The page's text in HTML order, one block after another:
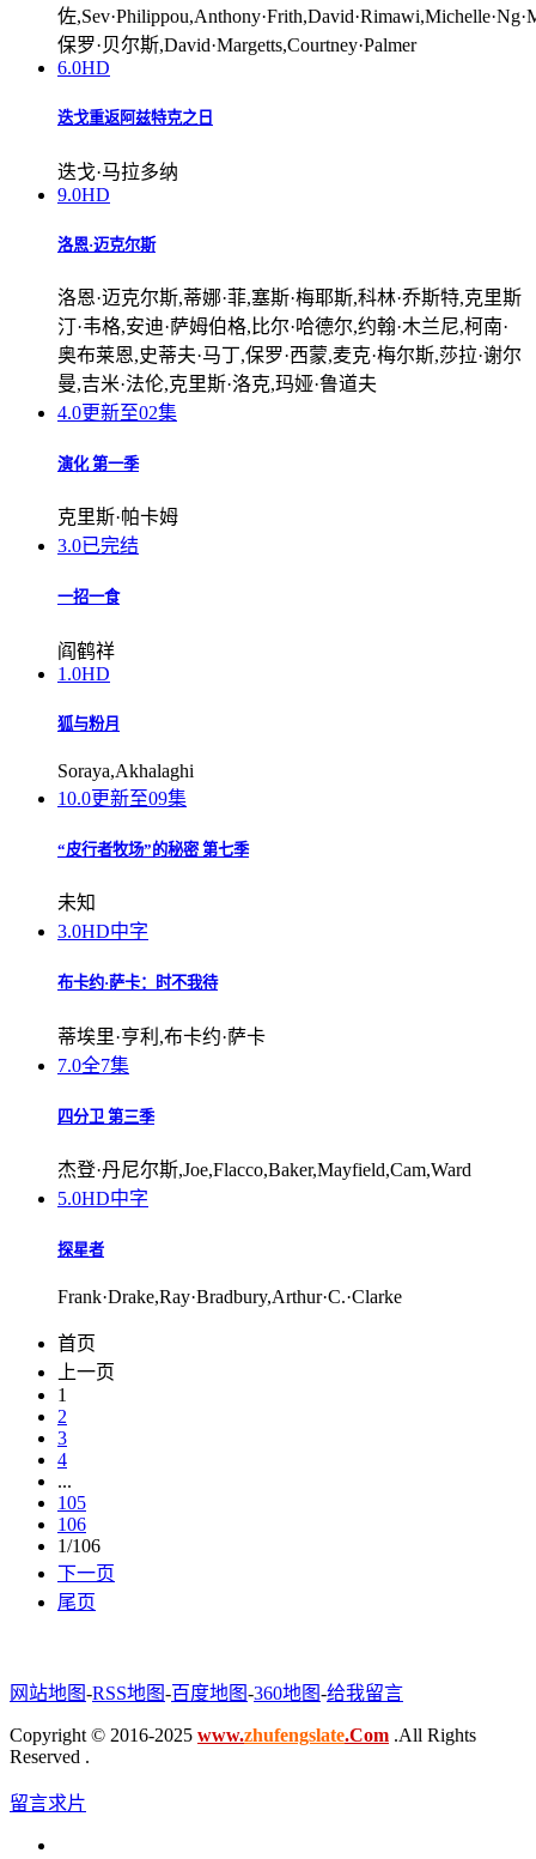
佐
保罗·贝尔斯,David·Margetts,Courtney·Palmer
6.0HD
迭戈重返阿兹特克之日
迭戈·马拉多纳
9.0HD
洛恩·迈克尔斯
洛恩·迈克尔斯,蒂娜·菲,塞斯·梅耶斯,科林·乔斯特,克里斯
汀·韦格,安迪·萨姆伯格,比尔·哈德尔,约翰·木兰尼,柯南·
奥布莱恩,史蒂夫·马丁,保罗·西蒙,麦克·梅尔斯,莎拉·谢尔
曼,吉米·法伦,克里斯·洛克,玛娅·鲁道夫
4.0更新至02集
演化 第一季
克里斯·帕卡姆
3.0已完结
一招一食
阎鹤祥
1.0HD
狐与粉月
Soraya,Akhalaghi
10.0更新至09集
“皮行者牧场”的秘密 第七季
未知
3.0HD中字
布卡约·萨卡：时不我待
蒂埃里·亨利,布卡约·萨卡
7.0全7集
四分卫 第三季
杰登·丹尼尔斯,Joe,Flacco,Baker,Mayfield,Cam,Ward
5.0HD中字
探星者
Frank·Drake,Ray·Bradbury,Arthur·C.·Clarke
首页
上一页
1
2
3
4
...
105
106
1/106
下一页
尾页
网站地图-RSS地图-百度地图-360地图-给我留言
Copyright © 2016-2025 www.zhufengslate.Com .All Rights
Reserved .
留言求片